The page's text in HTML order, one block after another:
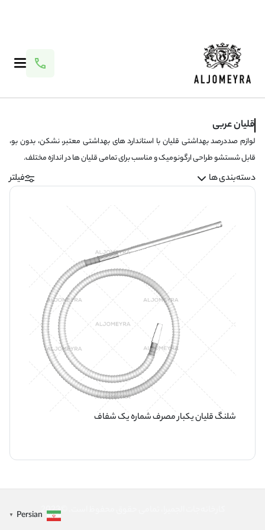
قلیان عربی
لوازم صددرصد بهداشتی قلیان با استاندارد های بهداشتی معتبر، نشکن، بدون بو،
قابل شستشو طراحی ارگونومیک و مناسب برای تمامی قلیان ها در اندازه مختلف.
دسته‌بندی ها فیلتر
شلنگ قلیان یکبار مصرف شماره یک شفاف
کارخانه‌جات الجمیرا، تمامی حقوق محفوظ است. ©2023 Persian
▼